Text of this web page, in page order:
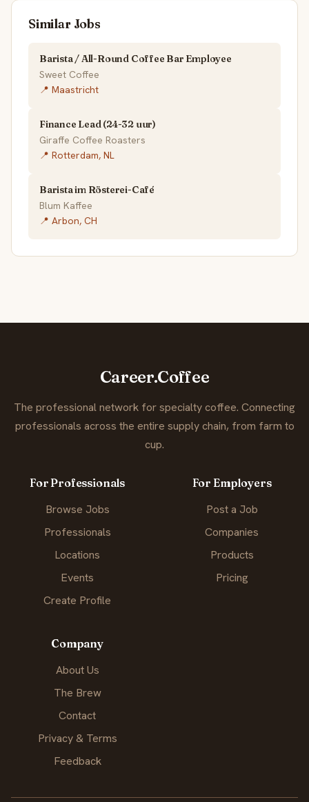
Similar Jobs
Barista / All-Round Coffee Bar Employee
Sweet Coffee
📍 Maastricht
Finance Lead (24-32 uur)
Giraffe Coffee Roasters
📍 Rotterdam, NL
Barista im Rösterei-Café
Blum Kaffee
📍 Arbon, CH
Career.Coffee
The professional network for specialty coffee. Connecting
professionals across the entire supply chain, from farm to
cup.
For Professionals
Browse Jobs
Professionals
Locations
Events
Create Profile
For Employers
Post a Job
Companies
Products
Pricing
Company
About Us
The Brew
Contact
Privacy & Terms
Feedback